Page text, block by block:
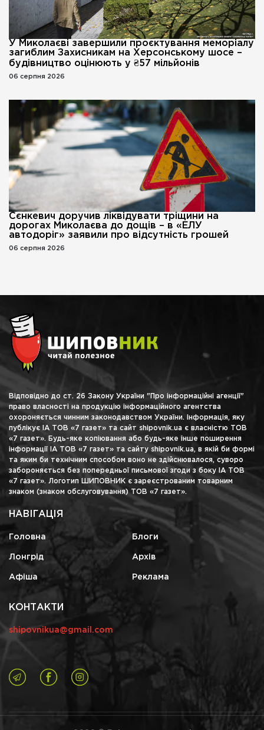
У Миколаєві завершили проєктування меморіалу
загиблим Захисникам на Херсонському шосе –
будівництво оцінюють у ₴57 мільйонів
06 серпня 2026
Сєнкевич доручив ліквідувати тріщини на
дорогах Миколаєва до дощів – в «ЕЛУ
автодоріг» заявили про відсутність грошей
06 серпня 2026
Відповідно до ст. 26 Закону України "Про інформаційні агенції"
право власності на продукцію інформаційного агентства
охороняється чинним законодавством України. Інформація, яку
публікує ІА ТОВ «7 газет» та сайт shipovnik.ua є власністю ТОВ
«7 газет». Будь-яке копіювання або будь-яке інше поширення
інформації ІА ТОВ «7 газет» та сайту shipovnik.ua, в якій би формі
та яким би технічним способом воно не здійснювалося, суворо
забороняється без попередньої письмової згоди з боку ІА ТОВ
«7 газет». Логотип ШИПОВНИК є зареєстрованим товарним
знаком (знаком обслуговування) ТОВ «7 газет».
НАВІГАЦІЯ
Головна Блоги
Лонгрід Архів
Афіша Реклама
КОНТАКТИ
shipovnikua@gmail.com